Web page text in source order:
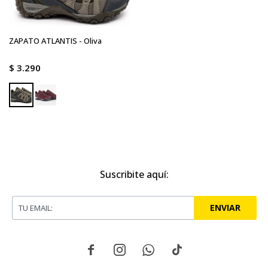
ZAPATO ATLANTIS - Oliva
$ 3.290
Suscribite aquí:
ENVIAR
   